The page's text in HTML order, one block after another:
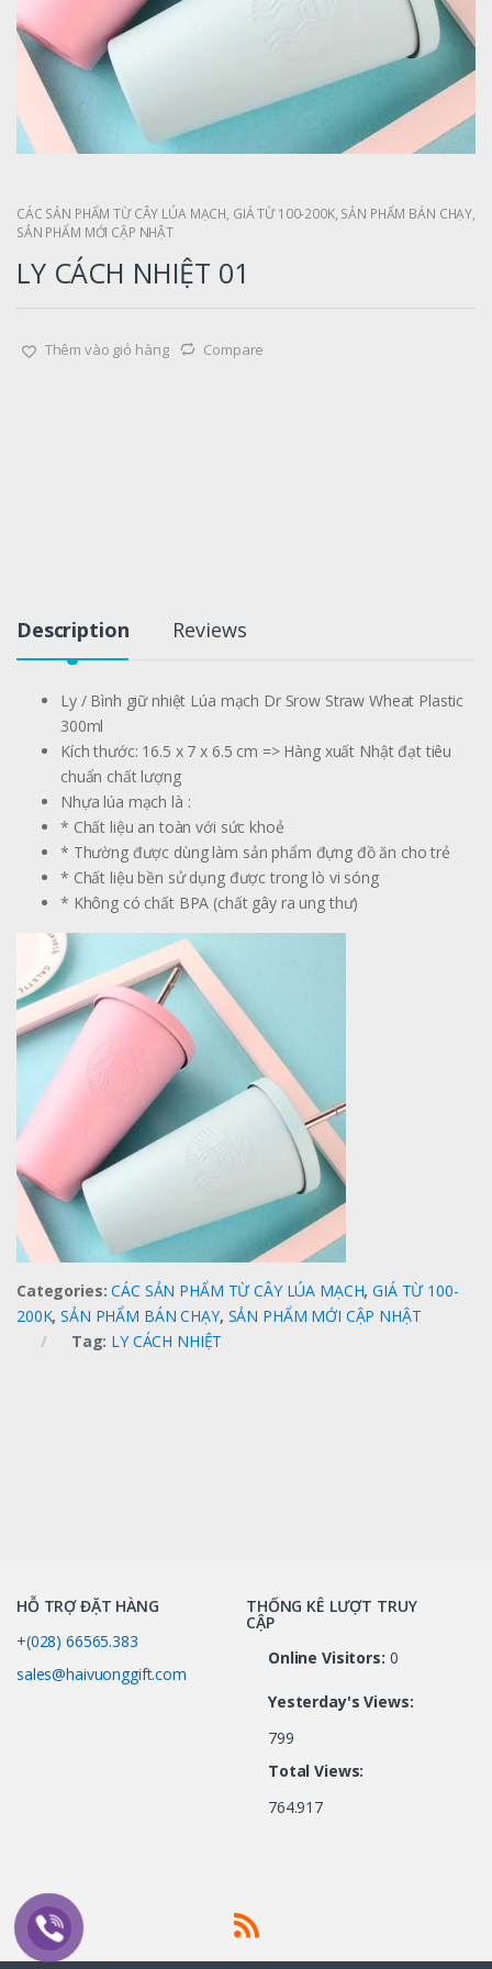
CÁC SẢN PHẨM TỪ CÂY LÚA MẠCH, GIÁ TỪ 100-200K, SẢN PHẨM BÁN CHẠY,
SẢN PHẨM MỚI CẬP NHẬT
LY CÁCH NHIỆT 01
Thêm vào giỏ hàng Compare
Description Reviews
Ly / Bình giữ nhiệt Lúa mạch Dr Srow Straw Wheat Plastic
300ml
Kích thước: 16.5 x 7 x 6.5 cm => Hàng xuất Nhật đạt tiêu
chuẩn chất lượng
Nhựa lúa mạch là :
* Chất liệu an toàn với sức khoẻ
* Thường được dùng làm sản phẩm đựng đồ ăn cho trẻ
* Chất liệu bền sử dụng được trong lò vi sóng
* Không có chất BPA (chất gây ra ung thư)
Categories:CÁC SẢN PHẨM TỪ CÂY LÚA MẠCH,GIÁ TỪ 100-
200K,SẢN PHẨM BÁN CHẠY, SẢN PHẨM MỚI CẬP NHẬT
Tag: LY CÁCH NHIỆT
HỖ TRỢ ĐẶT HÀNG
+(028) 66565.383
sales@haivuonggift.com
THỐNG KÊ LƯỢT TRUY
CẬP
Online Visitors: 0
Yesterday's Views:
799
Total Views:
764.917